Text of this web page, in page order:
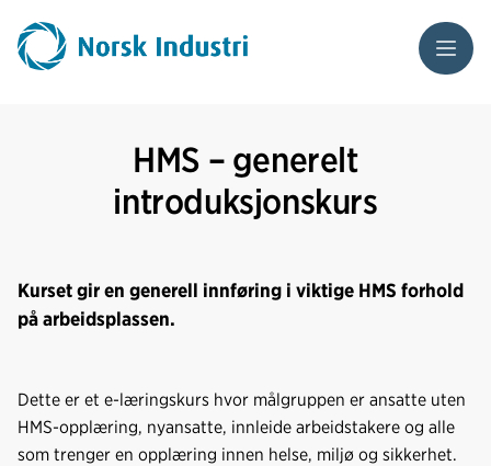
Meny
HMS – generelt
introduksjonskurs
Kurset gir en generell innføring i viktige HMS forhold
på arbeidsplassen.
Dette er et e-læringskurs hvor målgruppen er ansatte uten
HMS-opplæring, nyansatte, innleide arbeidstakere og alle
som trenger en opplæring innen helse, miljø og sikkerhet.